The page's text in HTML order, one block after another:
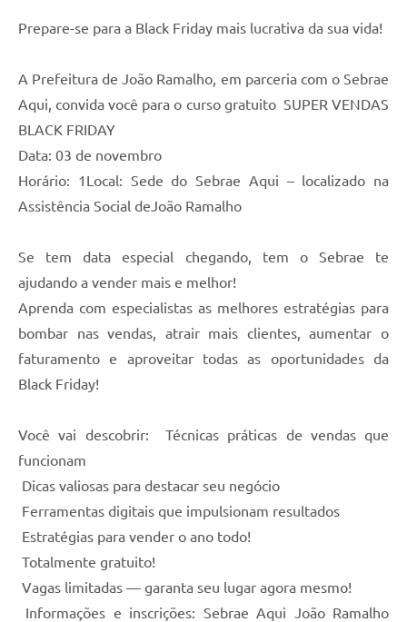
Prepare-se para a Black Friday mais lucrativa da sua vida!
A Prefeitura de João Ramalho, em parceria com o Sebrae
Aqui, convida você para o curso gratuito SUPER VENDAS
BLACK FRIDAY
Data: 03 de novembro
Horário: 1Local: Sede do Sebrae Aqui – localizado na
Assistência Social deJoão Ramalho
Se tem data especial chegando, tem o Sebrae te
ajudando a vender mais e melhor!
Aprenda com especialistas as melhores estratégias para
bombar nas vendas, atrair mais clientes, aumentar o
faturamento e aproveitar todas as oportunidades da
Black Friday!
Você vai descobrir: Técnicas práticas de vendas que
funcionam
Dicas valiosas para destacar seu negócio
Ferramentas digitais que impulsionam resultados
Estratégias para vender o ano todo!
Totalmente gratuito!
Vagas limitadas — garanta seu lugar agora mesmo!
Informações e inscrições: Sebrae Aqui João Ramalho